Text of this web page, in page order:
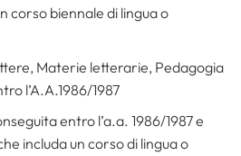
corso biennale di lingua o
Materie letterarie, Pedagogia
l’A.A.1986/1987
entro l’a.a. 1986/1987 e
includa un corso di lingua o